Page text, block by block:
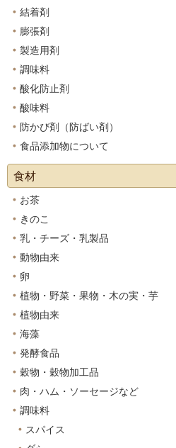
結着剤
膨張剤
製造用剤
調味料
酸化防止剤
酸味料
防かび剤（防ばい剤）
食品添加物について
食材
お茶
きのこ
乳・チーズ・乳製品
動物由来
卵
植物・野菜・果物・木の実・芋
植物由来
海藻
発酵食品
穀物・穀物加工品
肉・ハム・ソーセージなど
調味料
スパイス